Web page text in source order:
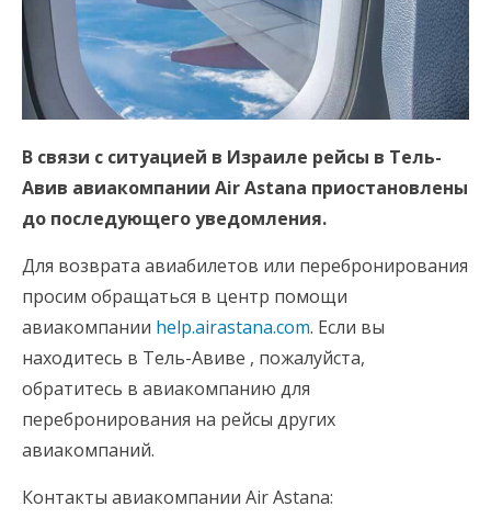
В связи с ситуацией в Израиле рейсы в Тель-
Авив авиакомпании Air Astana приостановлены
до последующего уведомления.
Для возврата авиабилетов или перебронирования
просим обращаться в центр помощи
авиакомпании help.airastana.com. Если вы
находитесь в Тель-Авиве , пожалуйста,
обратитесь в авиакомпанию для
перебронирования на рейсы других
авиакомпаний.
Контакты авиакомпании Air Astana: